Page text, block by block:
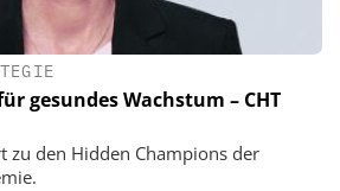
gesundes Wachstum – CHT
zu den Hidden Champions der